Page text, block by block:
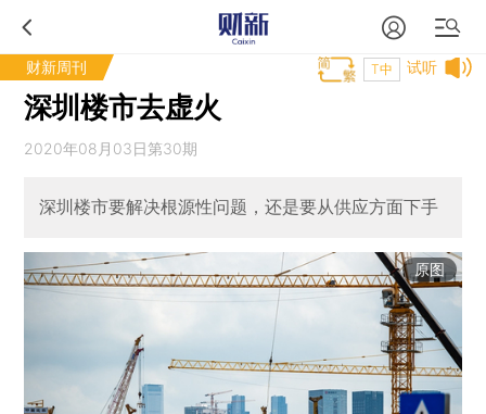
财新周刊 试听
T中
深圳楼市去虚火
2020年08月03日第30期
深圳楼市要解决根源性问题，还是要从供应方面下手
原图